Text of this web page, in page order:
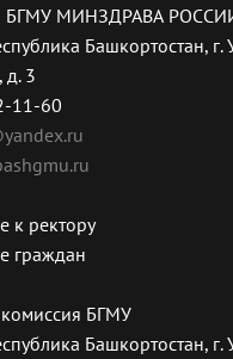
БГМУ МИНЗДРАВА
Башкортостан, г.
д. 3
11-60
к ректору
граждан
БГМУ
Башкортостан, г.